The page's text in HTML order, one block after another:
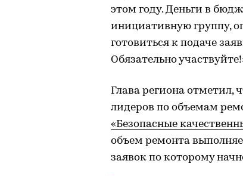
этом году. Деньги в
инициативную группу,
готовиться к подаче
Обязательно
Глава региона отметил,
лидеров по объемам
«Безопасные
объем ремонта
заявок по которому